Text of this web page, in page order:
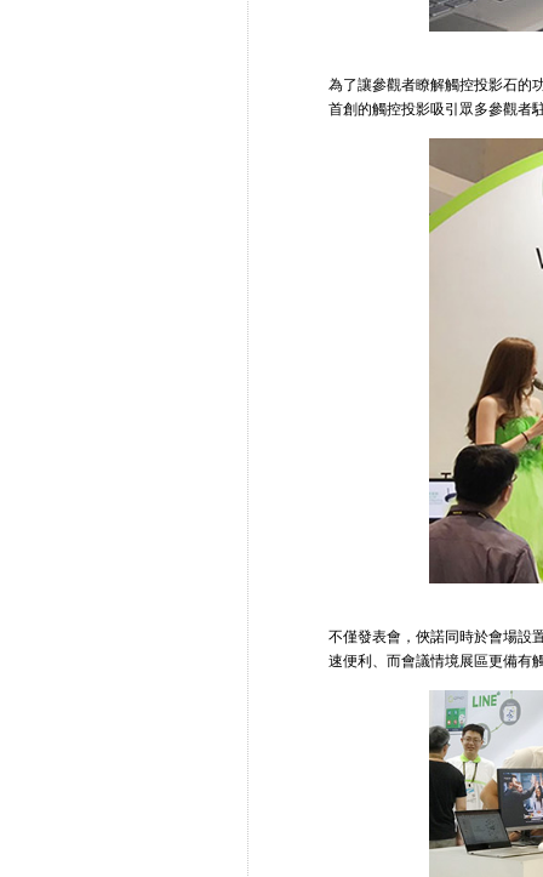
為了讓參觀者瞭解觸控投影石的
首創的觸控投影吸引眾多參觀者
不僅發表會，俠諾同時於會場設
速便利、而會議情境展區更備有